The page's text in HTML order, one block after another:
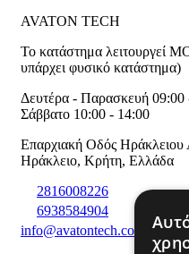
AVATON TECH
Το κατάστημα λειτουργεί
υπάρχει φυσικό κατάστημα)
Δευτέρα - Παρασκευή 09:00
Σάββατο 10:00 - 14:00
Επαρχιακή Οδός Ηράκλειου
Ηράκλειο, Κρήτη, Ελλάδα
2816008226
6938584904
info@avatontech.com